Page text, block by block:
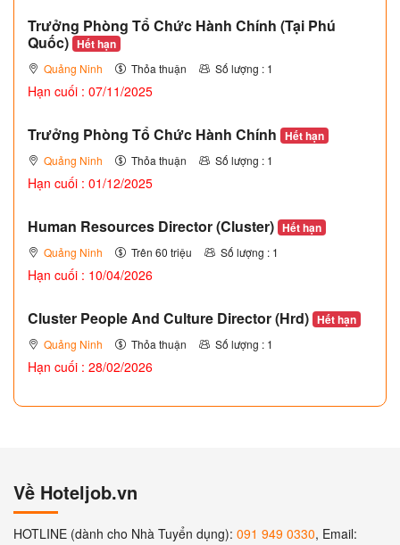
Trưởng Phòng Tổ Chức Hành Chính (Tại Phú
Quốc) Hết hạn
Quảng Ninh Thỏa thuận Số lượng : 1
Hạn cuối : 07/11/2025
Trưởng Phòng Tổ Chức Hành Chính Hết hạn
Quảng Ninh Thỏa thuận Số lượng : 1
Hạn cuối : 01/12/2025
Human Resources Director (Cluster) Hết hạn
Quảng Ninh Trên 60 triệu Số lượng : 1
Hạn cuối : 10/04/2026
Cluster People And Culture Director (Hrd) Hết hạn
Quảng Ninh Thỏa thuận Số lượng : 1
Hạn cuối : 28/02/2026
Về Hoteljob.vn
HOTLINE (dành cho Nhà Tuyển dụng): 091 949 0330, Email: